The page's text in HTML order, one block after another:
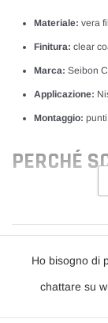
Materiale: vera
Finitura: clear
Marca: Seibon
Applicazione:
Montaggio:
PERCHÉ
Abbassa
Compatibile con
Ho bisogno di
chattare su